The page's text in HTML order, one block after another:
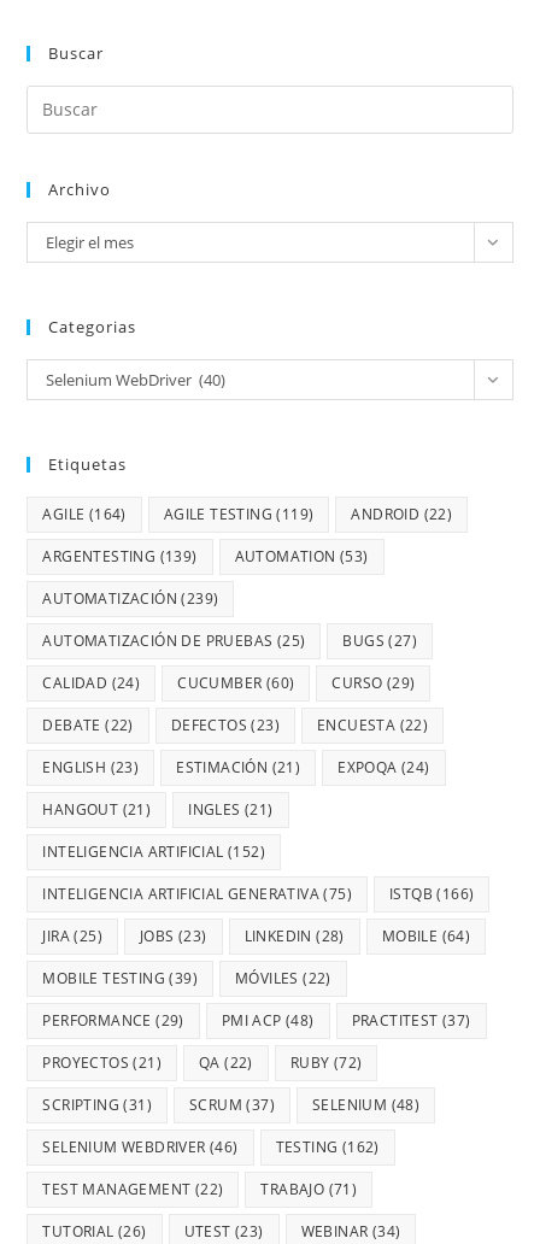
Buscar
Archivo
Elegir el mes
Categorias
Selenium WebDriver (40)
Etiquetas
AGILE (164) AGILE TESTING (119) ANDROID (22)
ARGENTESTING (139) AUTOMATION (53)
AUTOMATIZACIÓN (239)
AUTOMATIZACIÓN DE PRUEBAS (25) BUGS (27)
CALIDAD (24) CUCUMBER (60) CURSO (29)
DEBATE (22) DEFECTOS (23) ENCUESTA (22)
ENGLISH (23) ESTIMACIÓN (21) EXPOQA (24)
HANGOUT (21) INGLES (21)
INTELIGENCIA ARTIFICIAL (152)
INTELIGENCIA ARTIFICIAL GENERATIVA(75) ISTQB (166)
JIRA(25) JOBS (23) LINKEDIN (28) MOBILE (64)
MOBILE TESTING (39) MÓVILES (22)
PERFORMANCE (29) PMI ACP (48) PRACTITEST (37)
PROYECTOS (21) QA (22) RUBY (72)
SCRIPTING (31) SCRUM (37) SELENIUM (48)
SELENIUM WEBDRIVER (46) TESTING (162)
TEST MANAGEMENT (22) TRABAJO (71)
TUTORIAL (26) UTEST (23) WEBINAR (34)